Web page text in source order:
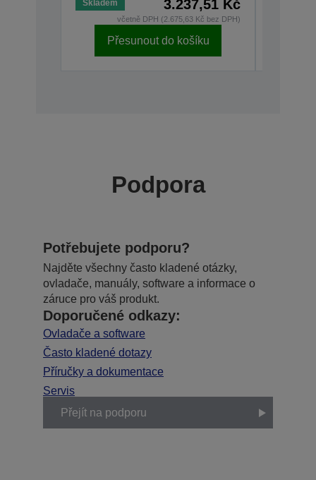
Skladem 3.237,51 Kč
včetně DPH (2.675,63 Kč bez DPH)
Přesunout do košíku
Podpora
Potřebujete podporu?
Najděte všechny často kladené otázky,
ovladače, manuály, software a informace o
záruce pro váš produkt.
Doporučené odkazy:
Ovladače a software
Často kladené dotazy
Příručky a dokumentace
Servis
Přejít na podporu